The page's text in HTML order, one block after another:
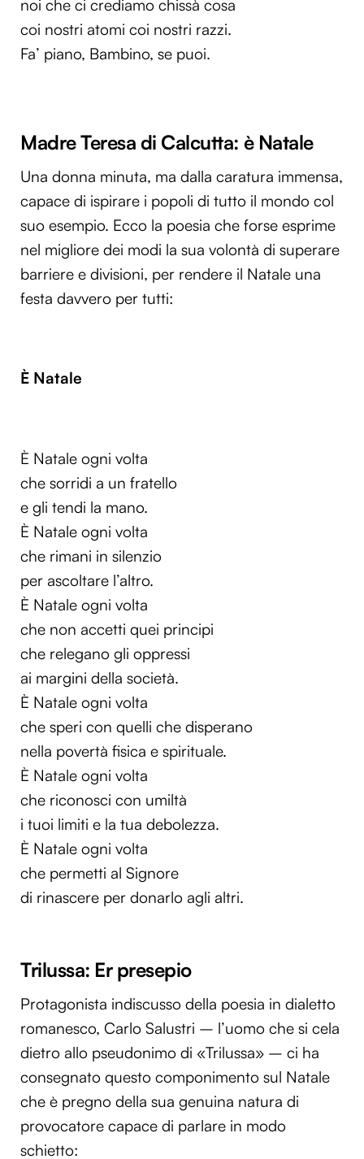
annunci, per fornire funzionalità dei social media e per
analizzare il nostro traffico. Condividiamo inoltre
con altre informazioni che hai fornito loro o che hanno
noi che ci crediamo chissà cosa
coi nostri atomi coi nostri razzi.
Fa’ piano, Bambino, se puoi.
Madre Teresa di Calcutta: è Natale
Una donna minuta, ma dalla caratura immensa,
capace di ispirare i popoli di tutto il mondo col
suo esempio. Ecco la poesia che forse esprime
nel migliore dei modi la sua volontà di superare
barriere e divisioni, per rendere il Natale una
festa davvero per tutti:
È Natale
È Natale ogni volta
che sorridi a un fratello
e gli tendi la mano.
È Natale ogni volta
che rimani in silenzio
per ascoltare l’altro.
È Natale ogni volta
che non accetti quei principi
che relegano gli oppressi
ai margini della società.
È Natale ogni volta
che speri con quelli che disperano
nella povertà fisica e spirituale.
È Natale ogni volta
che riconosci con umiltà
i tuoi limiti e la tua debolezza.
È Natale ogni volta
che permetti al Signore
di rinascere per donarlo agli altri.
Trilussa: Er presepio
Protagonista indiscusso della poesia in dialetto
romanesco, Carlo Salustri – l’uomo che si cela
dietro allo pseudonimo di «Trilussa» – ci ha
consegnato questo componimento sul Natale
che è pregno della sua genuina natura di
provocatore capace di parlare in modo
schietto: